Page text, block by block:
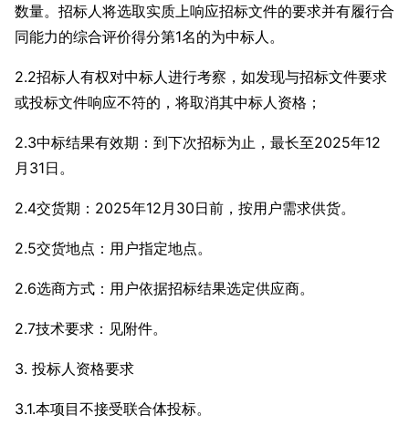
数量。招标人将选取实质上响应招标文件的要求并有履行合
同能力的综合评价得分第1名的为中标人。
2.2招标人有权对中标人进行考察，如发现与招标文件要求
或投标文件响应不符的，将取消其中标人资格；
2.3中标结果有效期：到下次招标为止，最长至2025年12
月31日。
2.4交货期：2025年12月30日前，按用户需求供货。
2.5交货地点：用户指定地点。
2.6选商方式：用户依据招标结果选定供应商。
2.7技术要求：见附件。
3. 投标人资格要求
3.1.本项目不接受联合体投标。